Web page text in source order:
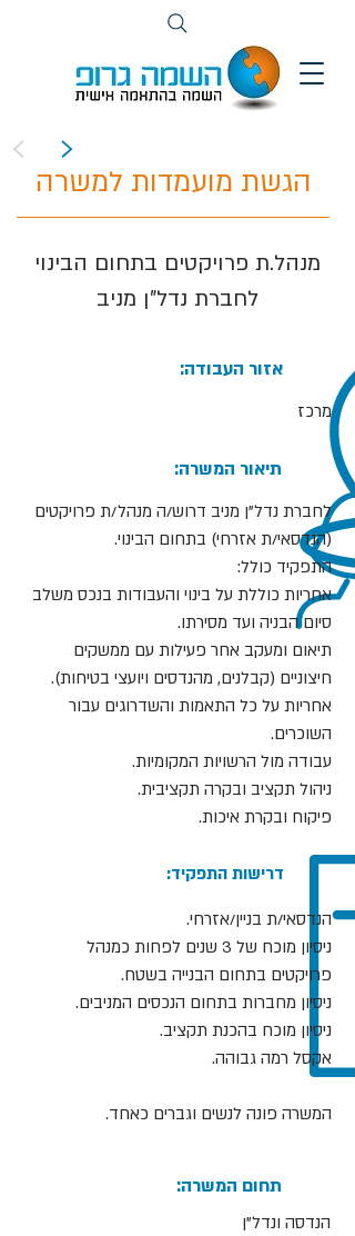
< >
הגשת מועמדות למשרה
מנהל.ת פרויקטים בתחום הבינוי
לחברת נדל"ן מניב
:אזור העבודה
מרכז
:תיאור המשרה
לחברת נדל"ן מניב דרוש/ה מנהל/ת פרויקטים
(הנדסאי/ת אזרחי) בתחום הבינוי.
התפקיד כולל:
אחריות כוללת על בינוי והעבודות בנכס משלב
סיום הבניה ועד מסירתו.
תיאום ומעקב אחר פעילות עם ממשקים
חיצוניים (קבלנים, מהנדסים ויועצי בטיחות).
אחריות על כל התאמות והשדרוגים עבור
השוכרים.
עבודה מול הרשויות המקומיות.
ניהול תקציב ובקרה תקציבית.
פיקוח ובקרת איכות.
:דרישות התפקיד
הנדסאי/ת בניין/אזרחי.
ניסיון מוכח של 3 שנים לפחות כמנהל
פרויקטים בתחום הבנייה בשטח.
ניסיון מחברות בתחום הנכסים המניבים.
ניסיון מוכח בהכנת תקציב.
אקסל רמה גבוהה.
המשרה פונה לנשים וגברים כאחד.
:תחום המשרה
הנדסה ונדל"ן